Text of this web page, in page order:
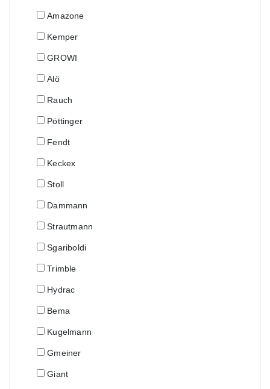
Amazone
Kemper
GROWI
Alö
Rauch
Pöttinger
Fendt
Keckex
Stoll
Dammann
Strautmann
Sgariboldi
Trimble
Hydrac
Bema
Kugelmann
Gmeiner
Giant